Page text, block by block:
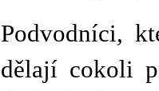
Podvodníci,
dělají cokoli